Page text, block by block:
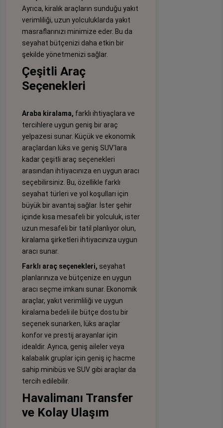
Ayrıca, kiralık araçların sunduğu yakıt
verimliliği, uzun yolculuklarda yakıt
masraflarınızı minimize eder. Bu da
seyahat bütçenizi daha etkin bir
şekilde yönetmenizi sağlar.
Çeşitli Araç
Seçenekleri
Araba kiralama, farklı ihtiyaçlara ve
tercihlere uygun geniş bir araç
yelpazesi sunar. Küçük ve ekonomik
araçlardan lüks ve geniş SUV'lara
kadar çeşitli araç seçenekleri
arasından ihtiyacınıza en uygun aracı
seçebilirsiniz. Bu, özellikle farklı
seyahat türleri ve yol koşulları için
büyük bir avantaj sağlar. İster şehir
içinde kısa mesafeli bir yolculuk, ister
uzun mesafeli bir tatil planlıyor olun,
kiralama şirketleri ihtiyacınıza uygun
aracı sunar.
Farklı araç seçenekleri, seyahat
planlarınıza ve bütçenize en uygun
aracı seçme imkanı sunar. Ekonomik
araçlar, yakıt verimliliği ve uygun
kiralama bedeli ile bütçe dostu bir
seçenek sunarken, lüks araçlar
konfor ve prestij arayanlar için
idealdir. Ayrıca, geniş aileler veya
kalabalık gruplar için geniş iç hacme
sahip minibüs ve SUV gibi araçlar da
tercih edilebilir.
Havalimanı Transfer
ve Kolay Ulaşım